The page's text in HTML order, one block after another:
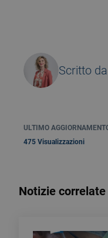
Scritto da
ULTIMO
475 Visualizzazioni
Notizie correlate